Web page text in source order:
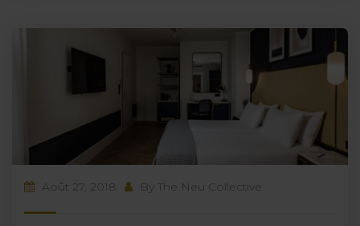
Août 27, 2018 By The Neu Collective